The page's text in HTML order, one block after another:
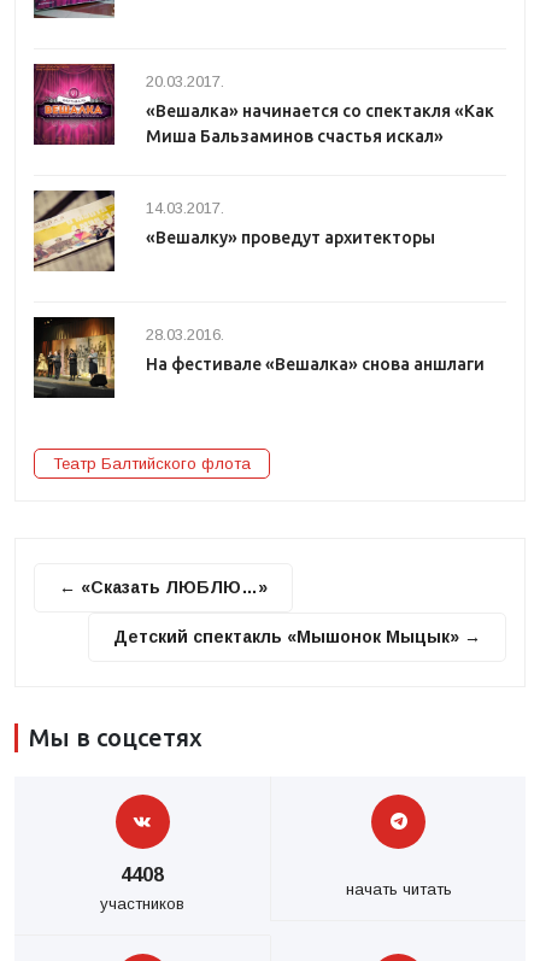
20.03.2017.
«Вешалка» начинается со спектакля «Как
Миша Бальзаминов счастья искал»
14.03.2017.
«Вешалку» проведут архитекторы
28.03.2016.
На фестивале «Вешалка» снова аншлаги
Театр Балтийского флота
← «Сказать ЛЮБЛЮ…»
Детский спектакль «Мышонок Мыцык» →
Мы в соцсетях
4408
участников
начать читать